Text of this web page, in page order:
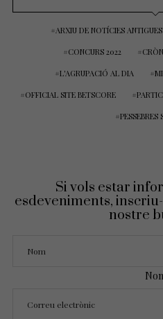
ARXIU DE NOTÍCIES ANTIGUES
CONCURS 2022
L'AGRUPACIÓ AL DIA
OFFICIAL SITE BETSCORE
PESSEBRES
Si vols estar
esdeveniments,
nostre